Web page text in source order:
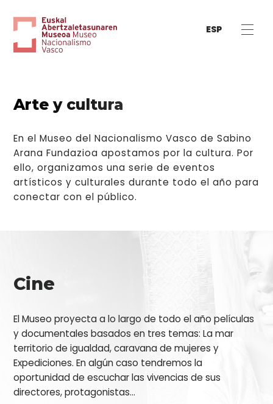
ESP
Arte y cultura
En el Museo del Nacionalismo Vasco de Sabino
Arana Fundazioa apostamos por la cultura. Por
ello, organizamos una serie de eventos
artísticos y culturales durante todo el año para
conectar con el público.
Cine
El Museo proyecta a lo largo de todo el año películas
y documentales basados en tres temas: La mar
territorio de igualdad, caravana de mujeres y
Expediciones. En algún caso tendremos la
oportunidad de escuchar las vivencias de sus
directores, protagonistas...